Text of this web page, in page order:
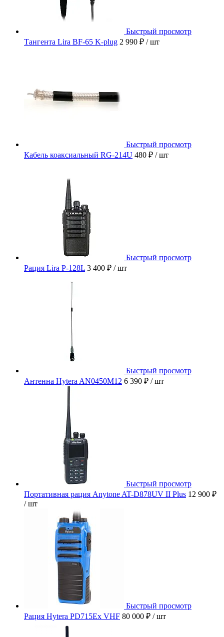
Быстрый просмотр
Тангента Lira BF-65 K-plug 2 990 ₽ / шт
Быстрый просмотр
Кабель коаксиальный RG-214U 480 ₽ / шт
Быстрый просмотр
Рация Lira P-128L 3 400 ₽ / шт
Быстрый просмотр
Антенна Hytera AN0450M12 6 390 ₽ / шт
Быстрый просмотр
Портативная рация Anytone AT-D878UV II Plus 12 900 ₽
/ шт
Быстрый просмотр
Рация Hytera PD715Ex VHF 80 000 ₽ / шт